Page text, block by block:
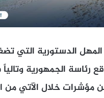
الدستورية التي
رئاسة الجمهورية
خلال الآتي من